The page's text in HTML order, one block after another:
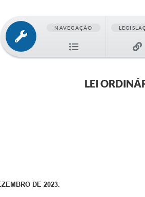
NAVEGAÇÃO
LEI
DE 2023.